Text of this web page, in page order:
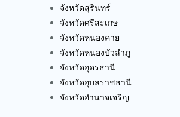
จังหวัดสุรินทร์
จังหวัดศรีสะเกษ
จังหวัดหนองคาย
จังหวัดหนองบัวลำภู
จังหวัดอุดรธานี
จังหวัดอุบลราชธานี
จังหวัดอำนาจเจริญ